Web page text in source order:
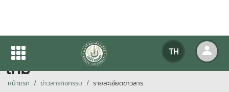
TH
บุคลากรสำนักพิมพ์ร่วมสวัสดีปี
ใหม่
หน้าแรก ข่าวสารกิจกรรม รายละเอียดข่าวสาร